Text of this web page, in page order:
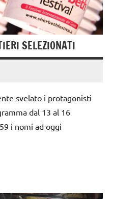
SELEZIONATI
svelato i protagonisti
dal 13 al 16
i nomi ad oggi